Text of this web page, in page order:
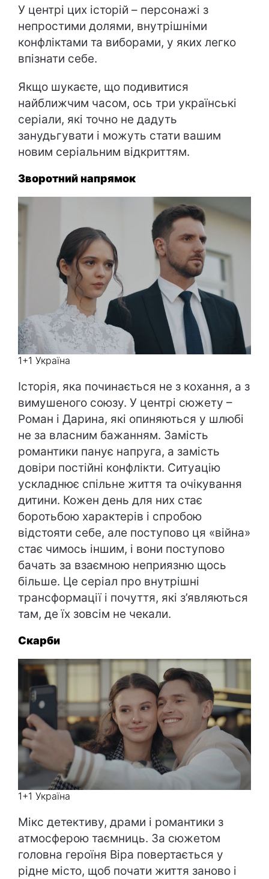
У центрі цих історій – персонажі з
непростими долями, внутрішніми
конфліктами та виборами, у яких легко
впізнати себе.
Якщо шукаєте, що подивитися
найближчим часом, ось три українські
серіали, які точно не дадуть
занудьгувати і можуть стати вашим
новим серіальним відкриттям.
Зворотний напрямок
1+1 Україна
Історія, яка починається не з кохання, а з
вимушеного союзу. У центрі сюжету –
Роман і Дарина, які опиняються у шлюбі
не за власним бажанням. Замість
романтики панує напруга, а замість
довіри постійні конфлікти. Ситуацію
ускладнює спільне життя та очікування
дитини. Кожен день для них стає
боротьбою характерів і спробою
відстояти себе, але поступово ця «війна»
стає чимось іншим, і вони поступово
бачать за взаємною неприязню щось
більше. Це серіал про внутрішні
трансформації і почуття, які з’являються
там, де їх зовсім не чекали.
Скарби
1+1 Україна
Мікс детективу, драми і романтики з
атмосферою таємниць. За сюжетом
головна героїня Віра повертається у
рідне місто, щоб почати життя заново і